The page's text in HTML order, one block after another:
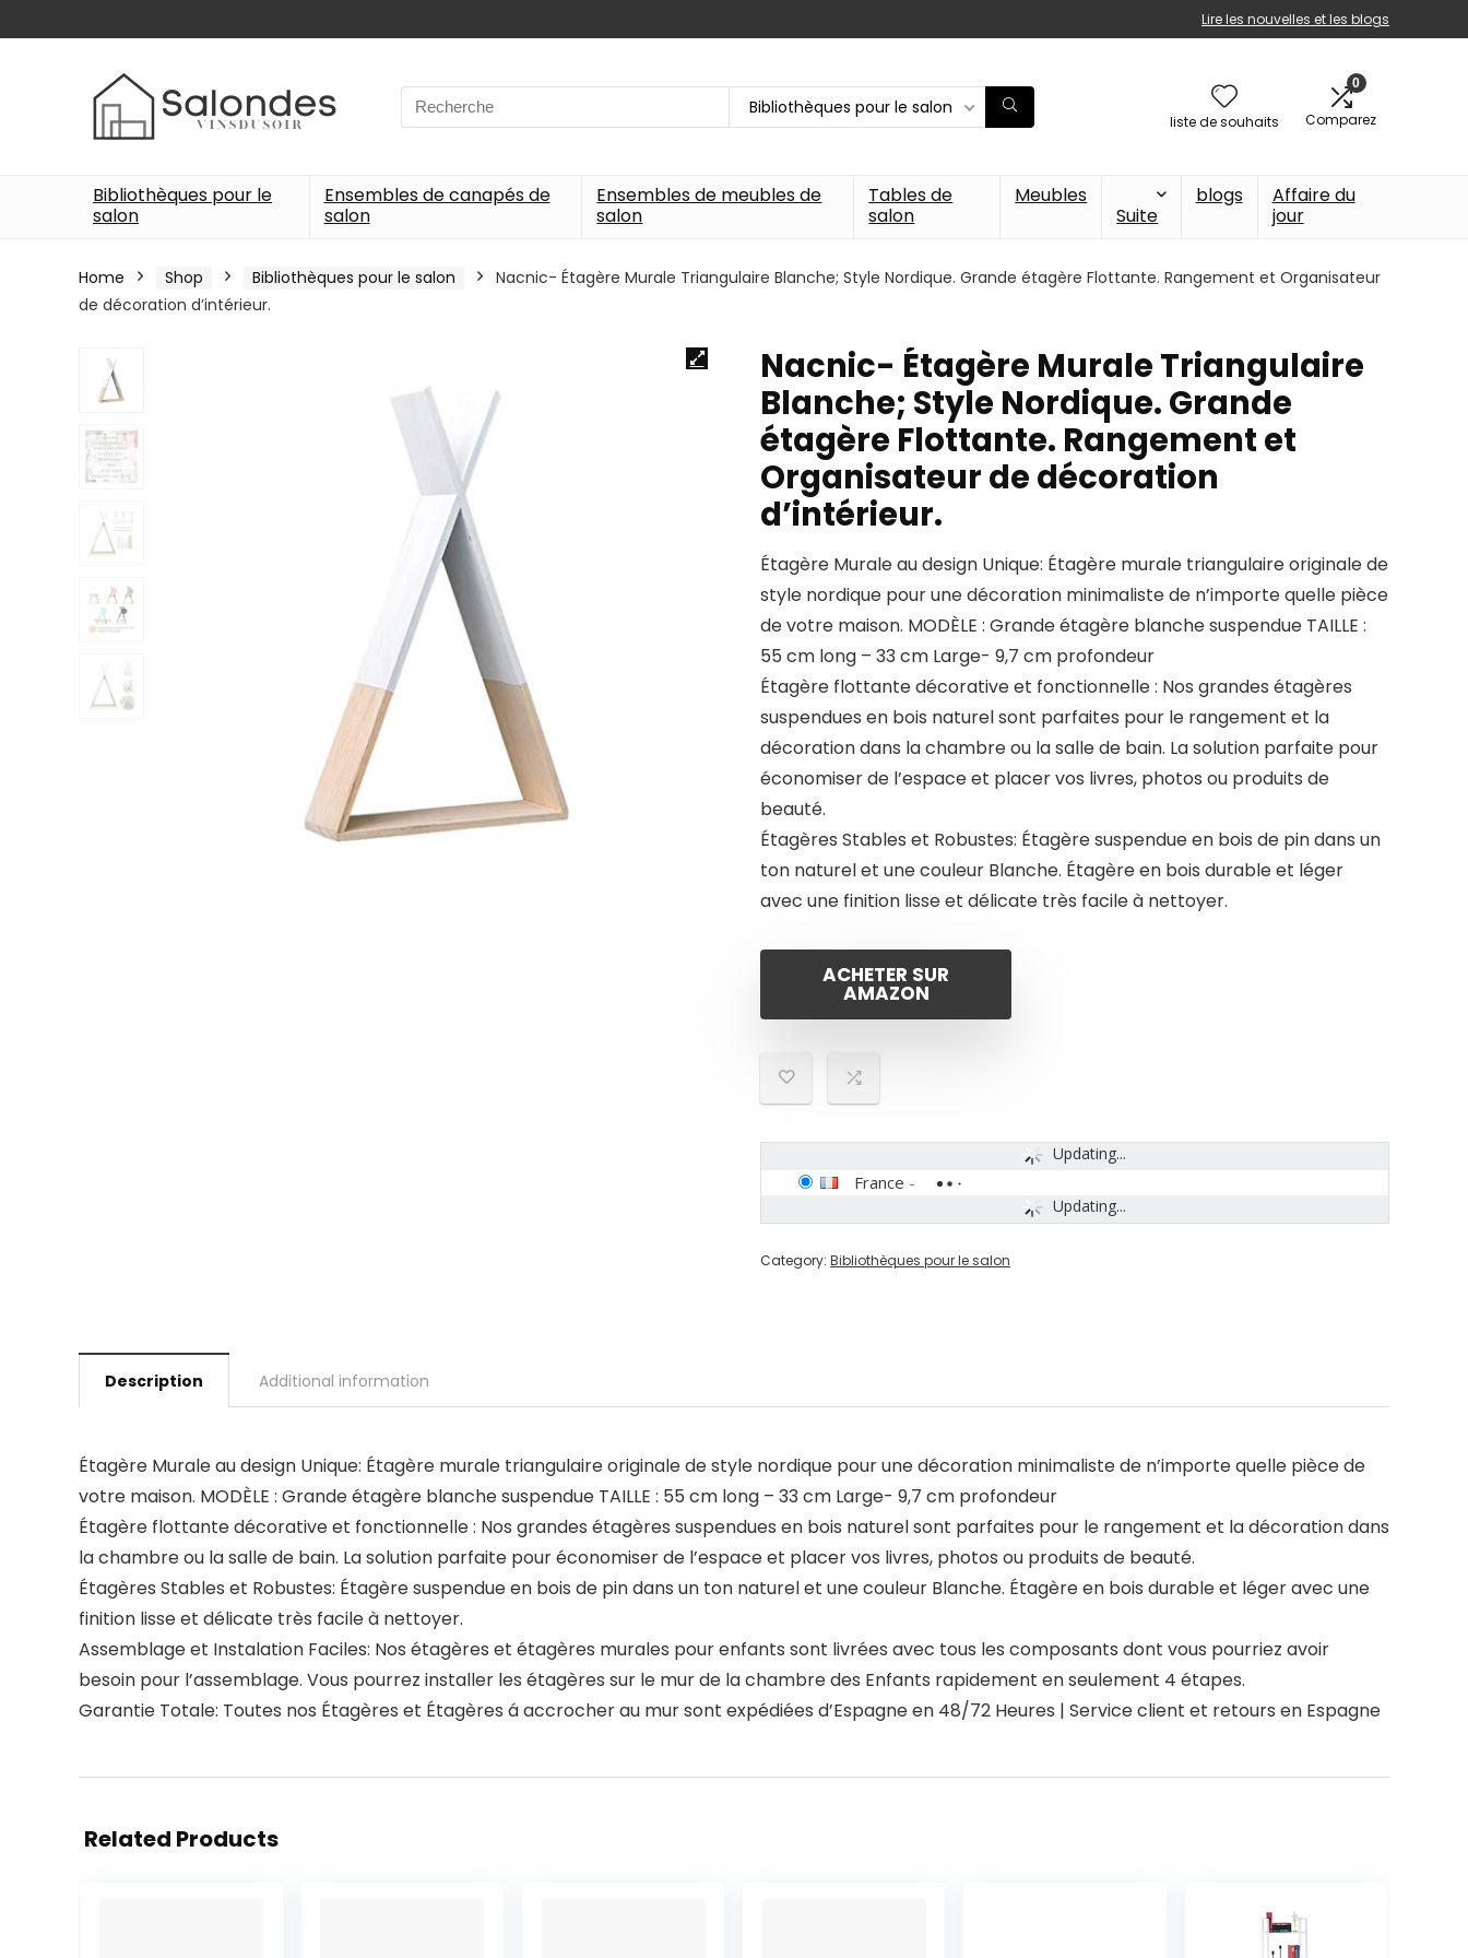
Lire les nouvelles et les blogs
Search
for:
Bibliothèques pour le salon
liste de souhaits
0
Comparez
Bibliothèques pour le
salon
Ensembles de canapés de
salon
Ensembles de meubles de
salon
Tables de
salon
Meubles
Suite
blogs
Affaire du
jour
Home Shop Bibliothèques pour le salon
Nacnic- Étagère Murale Triangulaire Blanche; Style Nordique. Grande étagère Flottante. Rangement et Organisateur
de décoration d’intérieur.
Nacnic- Étagère Murale Triangulaire
Blanche; Style Nordique. Grande
étagère Flottante. Rangement et
Organisateur de décoration
d’intérieur.
Étagère Murale au design Unique: Étagère murale triangulaire originale de
style nordique pour une décoration minimaliste de n’importe quelle pièce
de votre maison. MODÈLE : Grande étagère blanche suspendue TAILLE :
55 cm long – 33 cm Large- 9,7 cm profondeur
Étagère flottante décorative et fonctionnelle : Nos grandes étagères
suspendues en bois naturel sont parfaites pour le rangement et la
décoration dans la chambre ou la salle de bain. La solution parfaite pour
économiser de l’espace et placer vos livres, photos ou produits de
beauté.
Étagères Stables et Robustes: Étagère suspendue en bois de pin dans un
ton naturel et une couleur Blanche. Étagère en bois durable et léger
avec une finition lisse et délicate très facile à nettoyer.
ACHETER SUR
AMAZON
Updating...
Updating...
France -
Category: Bibliothèques pour le salon
Description Additional information
Étagère Murale au design Unique: Étagère murale triangulaire originale de style nordique pour une décoration minimaliste de n’importe quelle pièce de
votre maison. MODÈLE : Grande étagère blanche suspendue TAILLE : 55 cm long – 33 cm Large- 9,7 cm profondeur
Étagère flottante décorative et fonctionnelle : Nos grandes étagères suspendues en bois naturel sont parfaites pour le rangement et la décoration dans
la chambre ou la salle de bain. La solution parfaite pour économiser de l’espace et placer vos livres, photos ou produits de beauté.
Étagères Stables et Robustes: Étagère suspendue en bois de pin dans un ton naturel et une couleur Blanche. Étagère en bois durable et léger avec une
finition lisse et délicate très facile à nettoyer.
Assemblage et Instalation Faciles: Nos étagères et étagères murales pour enfants sont livrées avec tous les composants dont vous pourriez avoir
besoin pour l’assemblage. Vous pourrez installer les étagères sur le mur de la chambre des Enfants rapidement en seulement 4 étapes.
Garantie Totale: Toutes nos Étagères et Étagères á accrocher au mur sont expédiées d’Espagne en 48/72 Heures | Service client et retours en Espagne
Related Products